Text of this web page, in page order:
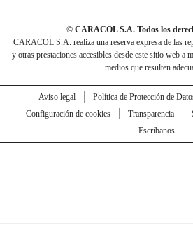
© CARACOL S.A. Todos los
CARACOL S.A. realiza una reserva expresa de las
y otras prestaciones accesibles desde este sitio web a
medios que resulten
Aviso legal Política de Protección de
Configuración de cookies
Transparencia
Escríbanos